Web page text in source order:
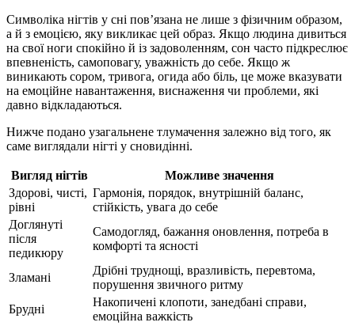
Символіка нігтів у сні пов’язана не лише з фізичним образом,
а й з емоцією, яку викликає цей образ. Якщо людина дивиться
на свої ноги спокійно й із задоволенням, сон часто підкреслює
впевненість, самоповагу, уважність до себе. Якщо ж
виникають сором, тривога, огида або біль, це може вказувати
на емоційне навантаження, виснаження чи проблеми, які
давно відкладаються.
Нижче подано узагальнене тлумачення залежно від того, як
саме виглядали нігті у сновидінні.
Вигляд нігтів
Можливе значення
Здорові, чисті,
рівні
Гармонія, порядок, внутрішній баланс,
стійкість, увага до себе
Доглянуті
після
педикюру
Самодогляд, бажання оновлення, потреба в
комфорті та ясності
Зламані
Дрібні труднощі, вразливість, перевтома,
порушення звичного ритму
Брудні
Накопичені клопоти, занедбані справи,
емоційна важкість